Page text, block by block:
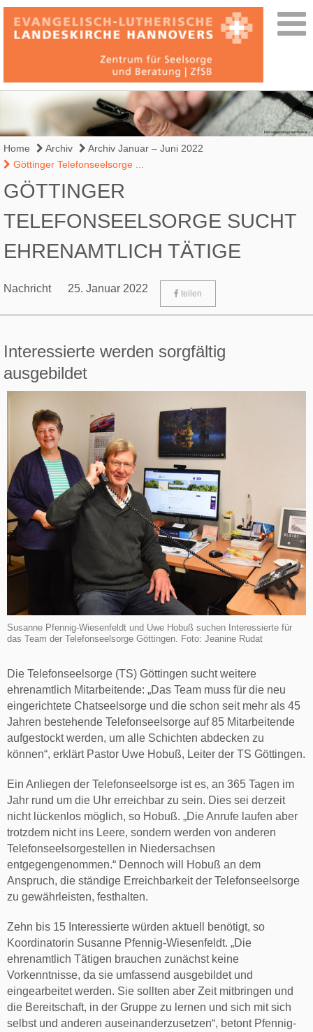
Home Archiv
Archiv Januar – Juni 2022
Göttinger Telefonseelsorge ...
GÖTTINGER
TELEFONSEELSORGE SUCHT
EHRENAMTLICH TÄTIGE
Nachricht 25. Januar 2022 teilen
Interessierte werden sorgfältig
ausgebildet
Susanne Pfennig-Wiesenfeldt und Uwe Hobuß suchen Interessierte für
das Team der Telefonseelsorge Göttingen. Foto: Jeanine Rudat
Die Telefonseelsorge (TS) Göttingen sucht weitere
ehrenamtlich Mitarbeitende: „Das Team muss für die neu
eingerichtete Chatseelsorge und die schon seit mehr als 45
Jahren bestehende Telefonseelsorge auf 85 Mitarbeitende
aufgestockt werden, um alle Schichten abdecken zu
können“, erklärt Pastor Uwe Hobuß, Leiter der TS Göttingen.
Ein Anliegen der Telefonseelsorge ist es, an 365 Tagen im
Jahr rund um die Uhr erreichbar zu sein. Dies sei derzeit
nicht lückenlos möglich, so Hobuß. „Die Anrufe laufen aber
trotzdem nicht ins Leere, sondern werden von anderen
Telefonseelsorgestellen in Niedersachsen
entgegengenommen.“ Dennoch will Hobuß an dem
Anspruch, die ständige Erreichbarkeit der Telefonseelsorge
zu gewährleisten, festhalten.
Zehn bis 15 Interessierte würden aktuell benötigt, so
Koordinatorin Susanne Pfennig-Wiesenfeldt. „Die
ehrenamtlich Tätigen brauchen zunächst keine
Vorkenntnisse, da sie umfassend ausgebildet und
eingearbeitet werden. Sie sollten aber Zeit mitbringen und
die Bereitschaft, in der Gruppe zu lernen und sich mit sich
selbst und anderen auseinanderzusetzen“, betont Pfennig-